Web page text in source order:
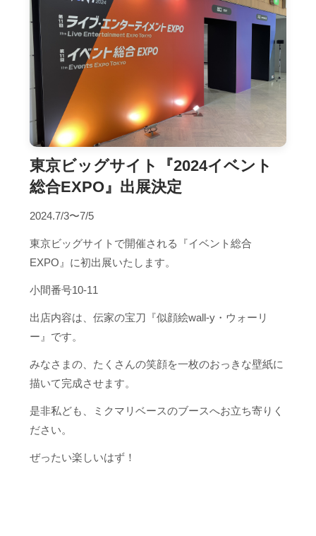
東京ビッグサイト『2024イベント
総合EXPO』出展決定
2024.7/3〜7/5
東京ビッグサイトで開催される『イベント総合
EXPO』に初出展いたします。
小間番号10-11
出店内容は、伝家の宝刀『似顔絵wall-y・ウォーリ
ー』です。
みなさまの、たくさんの笑顔を一枚のおっきな壁紙に
描いて完成させます。
是非私ども、ミクマリベースのブースへお立ち寄りく
ださい。
ぜったい楽しいはず！